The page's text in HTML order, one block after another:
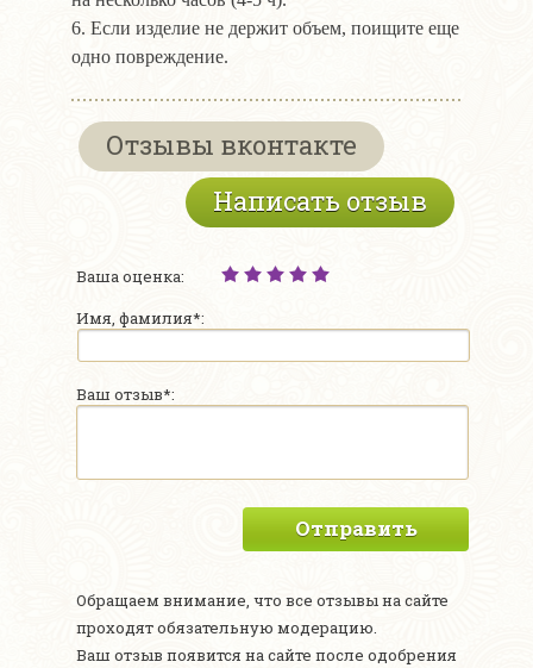
6. Если изделие не держит объем, поищите еще
одно повреждение.
Отзывы вконтакте
Написать отзыв
Ваша оценка:
Имя, фамилия*:
Ваш отзыв*:
Отправить
Обращаем внимание, что все отзывы на сайте
проходят обязательную модерацию.
Ваш отзыв появится на сайте после одобрения